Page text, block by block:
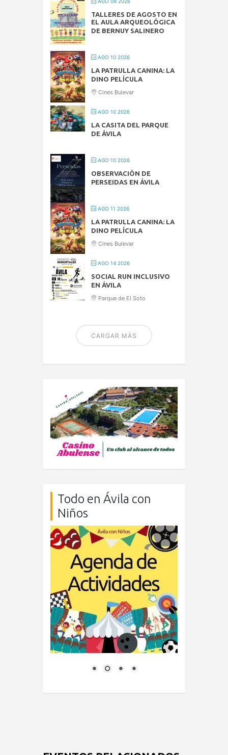
TALLERES DE AGOSTO EN
EL AULA ARQUEOLÓGICA
DE BERNUY SALINERO
AGO 10 2026
LA PATRULLA CANINA: LA
DINO PELÍCULA
Cines Bulevar
AGO 10 2026
LA CASITA DEL PARQUE
DE ÁVILA
AGO 10 2026
OBSERVACIÓN DE
PERSEIDAS EN ÁVILA
AGO 11 2026
LA PATRULLA CANINA: LA
DINO PELÍCULA
Cines Bulevar
AGO 14 2026
SOCIAL RUN INCLUSIVO
EN ÁVILA
Parque de El Soto
CARGAR MÁS
Todo en Ávila con
Niños